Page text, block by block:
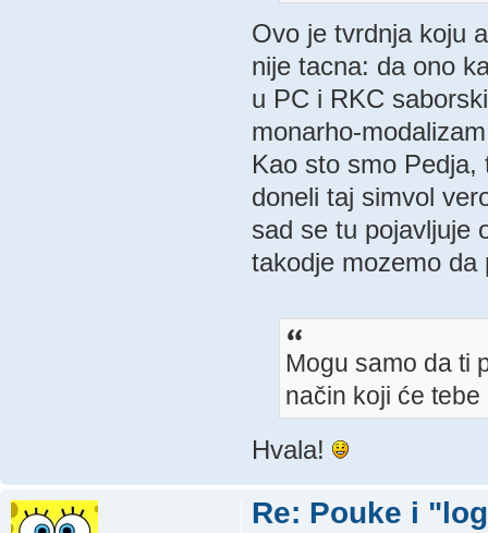
Ovo je tvrdnja koju
nije tacna: da ono
u PC i RKC
monarho-
Kao sto smo
doneli taj simvol
sad se tu pojavljuje
takodje mozemo da
Mogu samo da ti
način koji će
Hvala!
Re: Pouke i